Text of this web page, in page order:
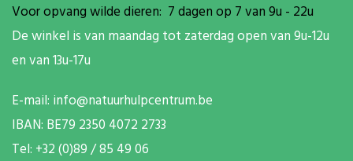
Voor opvang wilde dieren: 7 dagen op 7 van 9u - 22u
De winkel is van maandag tot zaterdag open van 9u-12u
en van 13u-17u
E-mail: info@natuurhulpcentrum.be
IBAN: BE79 2350 4072 2733
Tel: +32 (0)89 / 85 49 06